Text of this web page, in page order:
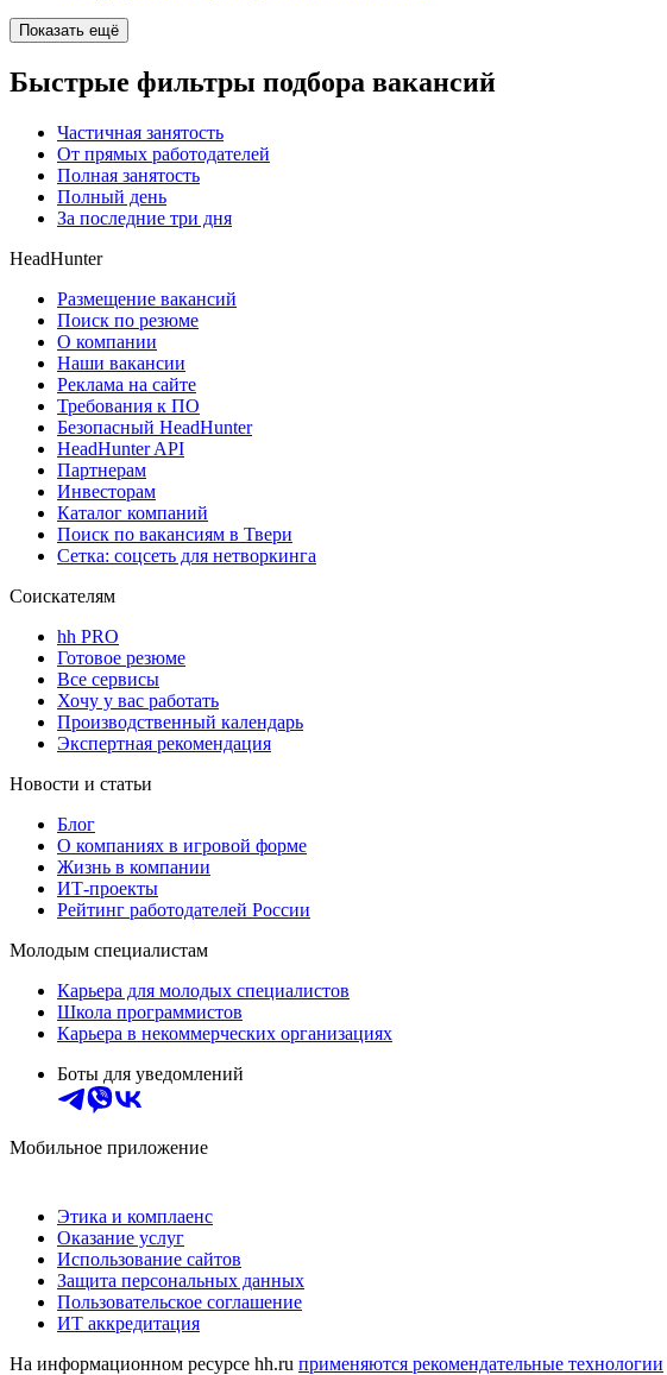
Показать ещё
Быстрые фильтры подбора вакансий
Частичная занятость
От прямых работодателей
Полная занятость
Полный день
За последние три дня
HeadHunter
Размещение вакансий
Поиск по резюме
О компании
Наши вакансии
Реклама на сайте
Требования к ПО
Безопасный HeadHunter
HeadHunter API
Партнерам
Инвесторам
Каталог компаний
Поиск по вакансиям в Твери
Сетка: соцсеть для нетворкинга
Соискателям
hh PRO
Готовое резюме
Все сервисы
Хочу у вас работать
Производственный календарь
Экспертная рекомендация
Новости и статьи
Блог
О компаниях в игровой форме
Жизнь в компании
ИТ-проекты
Рейтинг работодателей России
Молодым специалистам
Карьера для молодых специалистов
Школа программистов
Карьера в некоммерческих организациях
Боты для уведомлений
Мобильное приложение
Этика и комплаенс
Оказание услуг
Использование сайтов
Защита персональных данных
Пользовательское соглашение
ИТ аккредитация
На информационном ресурсе hh.ru применяются рекомендательные технологии